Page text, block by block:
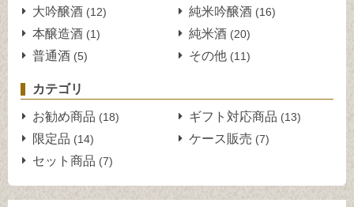
大吟醸酒 (12) 純米吟醸酒 (16)
本醸造酒 (1) 純米酒 (20)
普通酒 (5) その他 (11)
カテゴリ
お勧め商品 (18) ギフト対応商品 (13)
限定品 (14) ケース販売 (7)
セット商品 (7)